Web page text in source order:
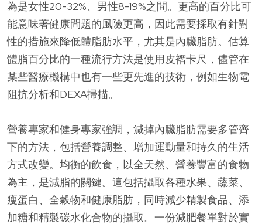
為是女性20-32%、男性8-19%之間。更高的百分比可
能意味著健康問題的風險更高，因此需要採取有針對
性的措施來降低體脂肪水平，尤其是內臟脂肪。估算
體脂百分比的一種流行方法是使用皮褶卡尺，儘管在
某些醫療機構中也有一些更先進的技術，例如生物電
阻抗分析和DEXA掃描。
營養專家和健身專家強調，減掉內臟脂肪需要多管齊
下的方法，包括營養調整、增加運動量和持久的生活
方式改變。均衡的飲食，以全天然、營養豐富的食物
為主，是減脂的關鍵。這包括攝取各種水果、蔬菜、
瘦蛋白、全穀物和健康脂肪，同時減少精製食品、添
加糖和精製碳水化合物的攝取。一份減肥餐單對於實